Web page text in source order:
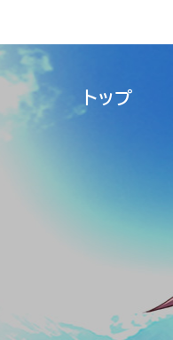
トップ